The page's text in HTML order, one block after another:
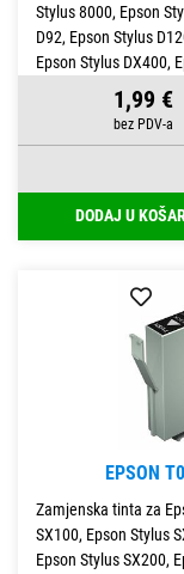
Stylus 8000, Epson
D92, Epson Stylus
Epson Stylus DX400,
1,99 €
DODAJ U
EPSON
Zamjenska tinta za
SX100, Epson Stylus
Epson Stylus SX200,